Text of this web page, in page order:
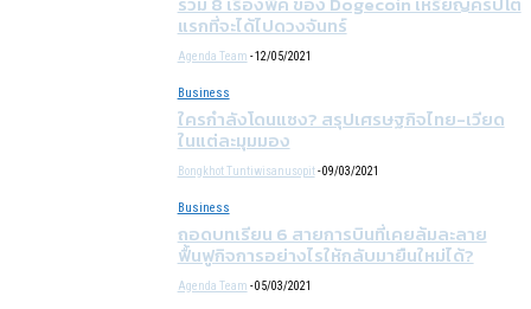
แรกที่จะได้ไปดวงจันทร์
Agenda Team - 12/05/2021
Business
ใครกำลังโดนแซง? สรุปเศรษฐกิจไทย-เวียด
ในแต่ละมุมมอง
Bongkhot Tuntiwisanusopit - 09/03/2021
Business
ถอดบทเรียน 6 สายการบินที่เคยล้มละลาย
ฟื้นฟูกิจการอย่างไรให้กลับมายืนใหม่ได้?
Agenda Team - 05/03/2021